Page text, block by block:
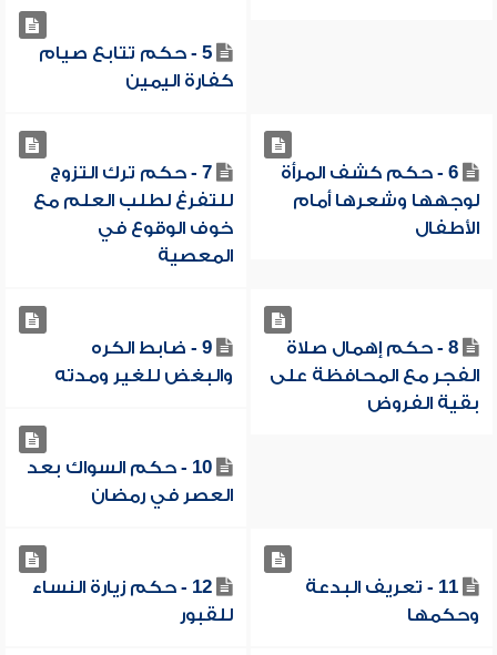
5 - حكم تتابع صيام
كفارة اليمين
6 - حكم كشف المرأة
لوجهها وشعرها أمام
الأطفال
7 - حكم ترك التزوج
للتفرغ لطلب العلم مع
خوف الوقوع في
المعصية
8 - حكم إهمال صلاة
الفجر مع المحافظة على
بقية الفروض
9 - ضابط الكره
والبغض للغير ومدته
10 - حكم السواك بعد
العصر في رمضان
11 - تعريف البدعة
وحكمها
12 - حكم زيارة النساء
للقبور